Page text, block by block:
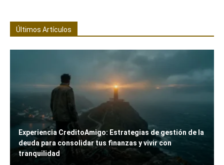
Últimos Artículos
Experiencia CreditoAmigo: Estrategias de gestión de la
deuda para consolidar tus finanzas y vivir con
tranquilidad